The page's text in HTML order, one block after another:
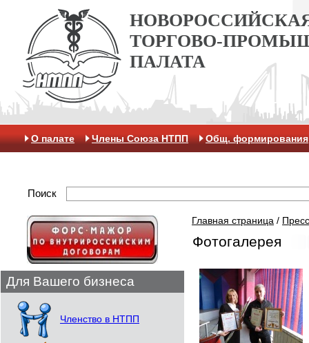
ТОРГОВО-
ПАЛАТА
О палате Члены Союза НТПП Общ. формирования
Поиск
Для Вашего бизнеса
Членство в НТПП
Главная страница /
Фотогалерея